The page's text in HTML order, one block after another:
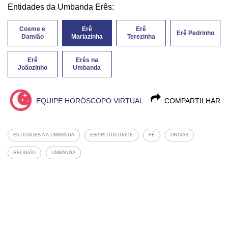
Entidades da Umbanda Erês:
Cosme e
Damião
Erê
Mariazinha
Erê
Terezinha
Erê Pedrinho
Erê
Joãozinho
Erês na
Umbanda
COMPARTILHAR
EQUIPE HORÓSCOPO VIRTUAL
ENTIDADES NA UMBANDA ESPIRITUALIDADE FÉ ORIXÁS
RELIGIÃO UMBANDA